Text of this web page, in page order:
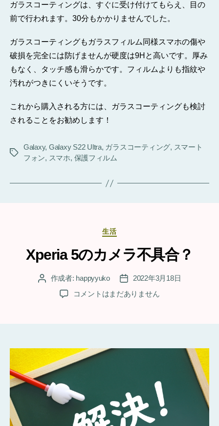
ガラスコーティングは、すぐに受け付けてもらえ、目の
前で行われます。30分もかかりませんでした。
ガラスコーティングもガラスフィルム同様スマホの傷や
破損を完全には防げませんが硬度は9Hと高いです。厚み
もなく、タッチ感も滑らかです。フィルムよりも指紋や
汚れがつきにくいそうです。
これから購入される方には、ガラスコーティングも検討
されることをお勧めします！
タ
Galaxy, Galaxy S22 Ultra, ガラスコーティング, スマート
フォン, スマホ, 保護フィルム
カ
テ
リ
生活
Xperia 5のカメラ不具合？
投 作成者: happyyuko
投
稿
日
2022年3月18日
Xperia
ラ
不
へ
の
コメントはまだありません